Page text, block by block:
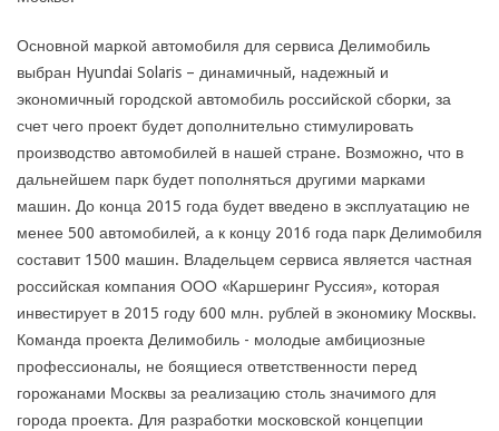
Основной маркой автомобиля для сервиса Делимобиль
выбран Hyundai Solaris – динамичный, надежный и
экономичный городской автомобиль российской сборки, за
счет чего проект будет дополнительно стимулировать
производство автомобилей в нашей стране. Возможно, что в
дальнейшем парк будет пополняться другими марками
машин. До конца 2015 года будет введено в эксплуатацию не
менее 500 автомобилей, а к концу 2016 года парк Делимобиля
составит 1500 машин. Владельцем сервиса является частная
российская компания ООО «Каршеринг Руссия», которая
инвестирует в 2015 году 600 млн. рублей в экономику Москвы.
Команда проекта Делимобиль - молодые амбициозные
профессионалы, не боящиеся ответственности перед
горожанами Москвы за реализацию столь значимого для
города проекта. Для разработки московской концепции